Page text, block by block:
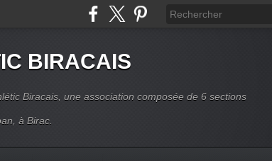
BIRACAIS
Biracais, une association composée de 6 sections
à Birac.